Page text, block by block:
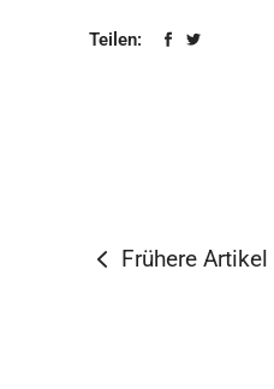
Teilen:
Frühere Artikel